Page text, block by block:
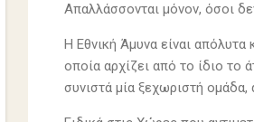
Απαλλάσσονται μόνον, όσοι
Η Εθνική Άμυνα είναι απόλυτα
οποία αρχίζει από το ίδιο το
συνιστά μία ξεχωριστή ομάδα,